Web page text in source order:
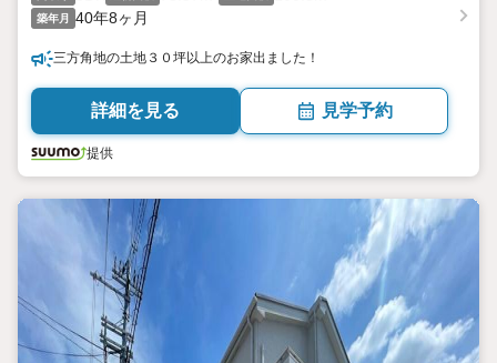
築年月 40年8ヶ月
三方角地の土地３０坪以上のお家出ました！
詳細を見る 見学予約
提供